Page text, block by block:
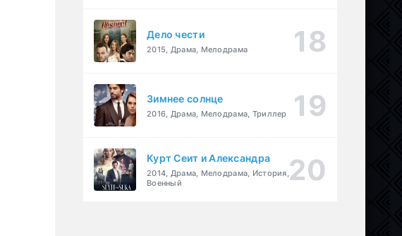
Дело чести
2015, Драма, Мелодрама
Зимнее солнце
2016, Драма, Мелодрама, Триллер
Курт Сеит и Александра
2014, Драма, Мелодрама, История,
Военный